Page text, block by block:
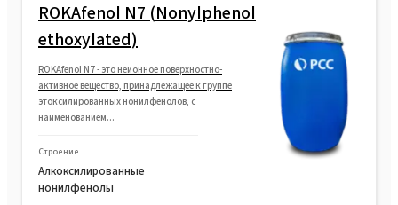
ROKAfenol N7 (Nonylphenol
ethoxylated)
ROKAfenol N7 - это неионное поверхностно-
активное вещество, принадлежащее к группе
этоксилированных нонилфенолов, с
наименованием...
Строение
Алкоксилированные
нонилфенолы